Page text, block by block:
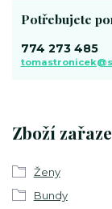
Zboží
Ženy
Bundy
Potřebujete
774 273 485